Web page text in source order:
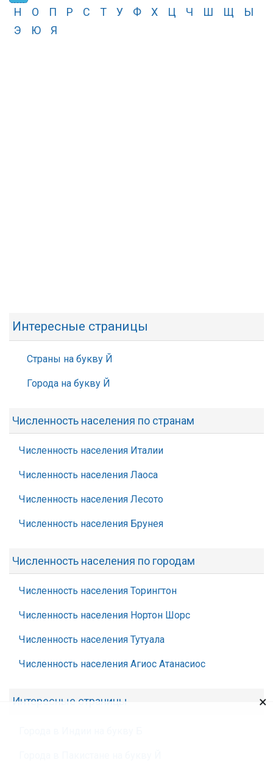
Н
О П Р С Т У Ф Х Ц Ч Ш Щ
Ы
Э
Ю Я
Интересные страницы
Страны на букву Й
Города на букву Й
Численность населения по странам
Численность населения Италии
Численность населения Лаоса
Численность населения Лесото
Численность населения Брунея
Численность населения по городам
Численность населения Торингтон
Численность населения Нортон Шорс
Численность населения Тутуала
Численность населения Агиос Атанасиос
Интересные страницы ×